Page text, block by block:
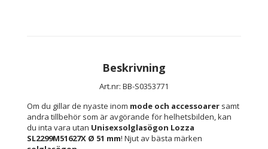
Beskrivning
Art.nr: BB-S0353771
Om du gillar de nyaste inom mode och accessoarer samt
andra tillbehör som är avgörande för helhetsbilden, kan
du inta vara utan Unisexsolglasögon Lozza
SL2299M51627X Ø 51 mm